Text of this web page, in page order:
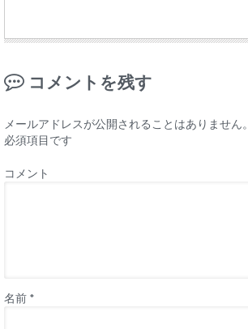
コメントを残す
メールアドレスが公開されることはありません。
必須項目です
コメント
名前 *